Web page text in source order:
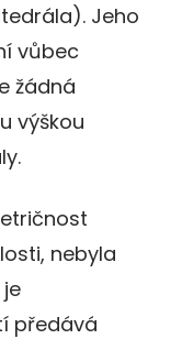
Jeho
vůbec
žádná
výškou
nebyla
předává